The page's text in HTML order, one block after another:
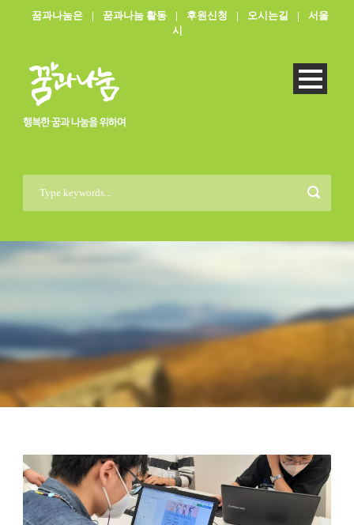
꿈과나눔은 | 꿈과나눔 활동 | 후원신청 | 오시는길 |
서울
시